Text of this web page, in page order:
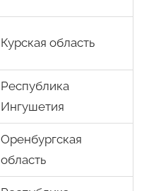
Курская область
Республика
Ингушетия
Оренбургская
область